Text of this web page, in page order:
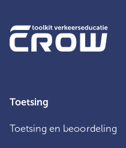
Toetsing
Toetsing en beoordeling